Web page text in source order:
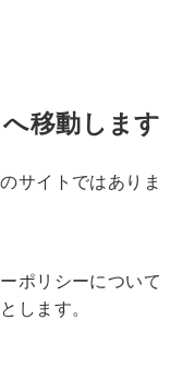
移動します
サイトではありま
ポリシーについて
します。